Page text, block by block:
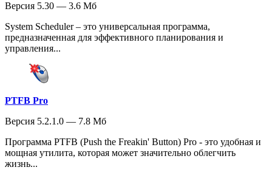
Версия 5.30 — 3.6 Мб
System Scheduler – это универсальная программа,
предназначенная для эффективного планирования и
управления...
PTFB Pro
Версия 5.2.1.0 — 7.8 Мб
Программа PTFB (Push the Freakin' Button) Pro - это удобная и
мощная утилита, которая может значительно облегчить
жизнь...